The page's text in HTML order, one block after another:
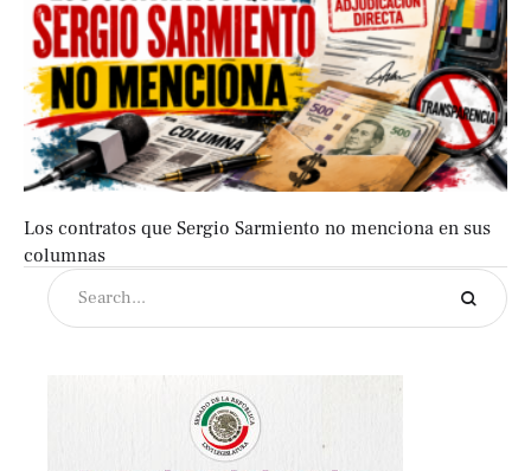
Los contratos que Sergio Sarmiento no menciona en sus
columnas